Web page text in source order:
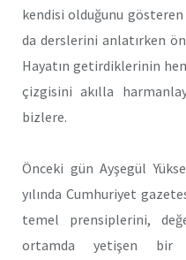
kendisi olduğunu gösteren
da derslerini anlatırken
Hayatın getirdiklerinin
çizgisini akılla
bizlere.
Önceki gün Ayşegül
yılında Cumhuriyet
temel prensiplerini,
ortamda yetişen bir